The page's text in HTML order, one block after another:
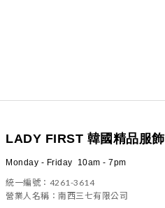
LADY FIRST 韓國精品服飾
Monday - Friday 10am - 7pm
統一編號：4261-3614
營業人名稱：南西三七有限公司